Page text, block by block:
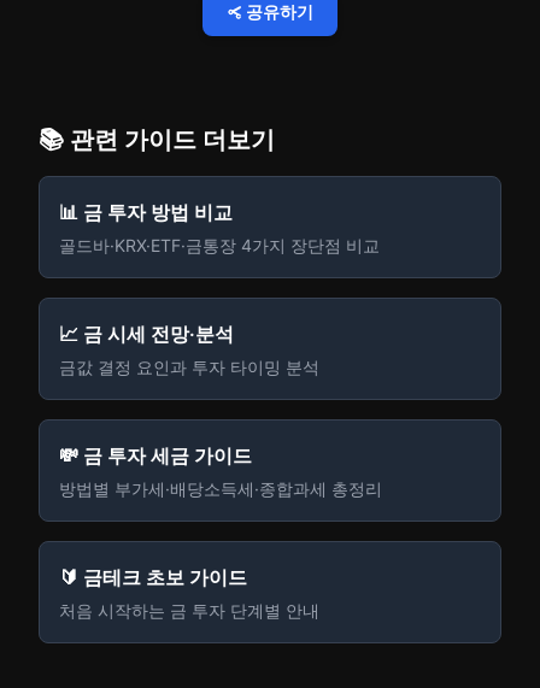
공유하기
📚 관련 가이드 더보기
📊 금 투자 방법 비교
골드바·KRX·ETF·금통장 4가지 장단점 비교
📈 금 시세 전망·분석
금값 결정 요인과 투자 타이밍 분석
💸 금 투자 세금 가이드
방법별 부가세·배당소득세·종합과세 총정리
🔰 금테크 초보 가이드
처음 시작하는 금 투자 단계별 안내